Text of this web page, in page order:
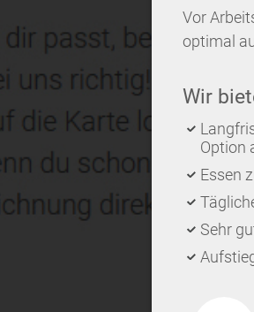
Vor
optimal
Wir
Option
Essen
Sehr